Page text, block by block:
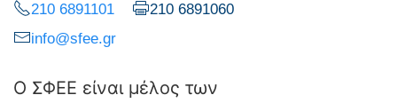
210 6891101
210 6891060
info@sfee.gr
Ο ΣΦΕΕ είναι μέλος των